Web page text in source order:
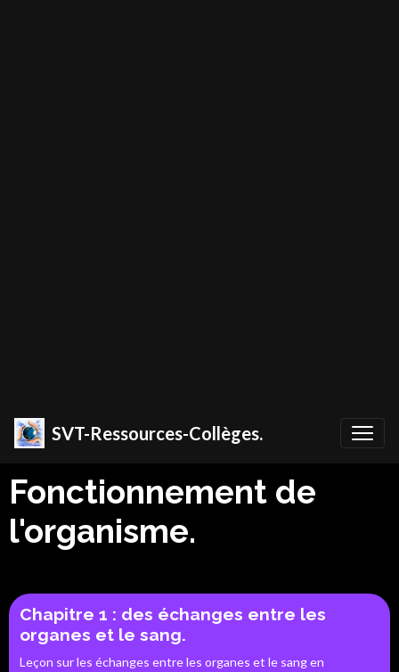
SVT-Ressources-Collèges.
Fonctionnement de
l'organisme.
Chapitre 1 : des échanges entre les
organes et le sang.
Leçon sur les échanges entre les organes et le sang en